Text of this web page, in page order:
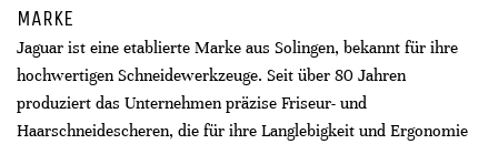
MARKE
Jaguar ist eine etablierte Marke aus Solingen, bekannt für ihre
hochwertigen Schneidewerkzeuge. Seit über 80 Jahren
produziert das Unternehmen präzise Friseur- und
Haarschneidescheren, die für ihre Langlebigkeit und Ergonomie